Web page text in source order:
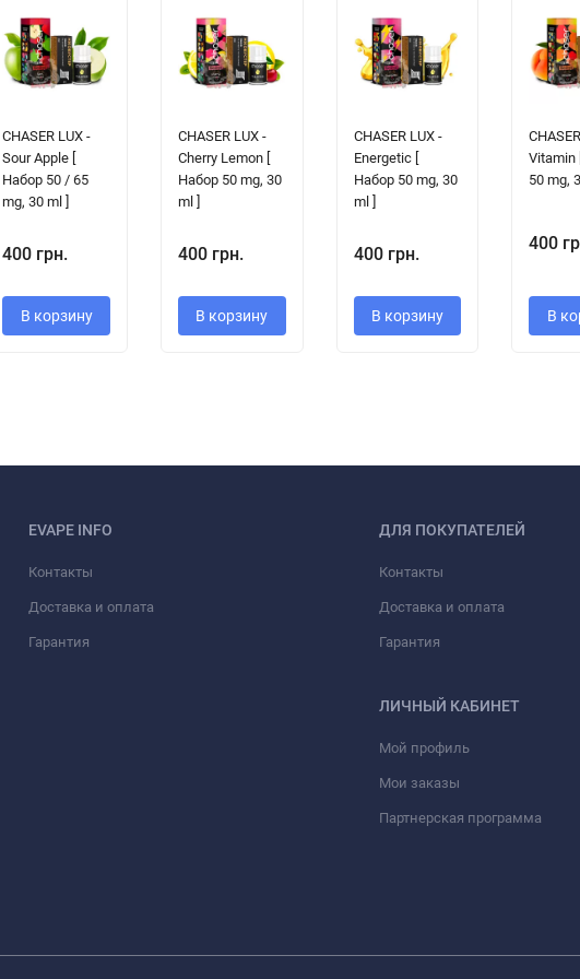
CHASER LUX -
Sour Apple [
Набор 50 / 65
mg, 30 ml ]
400 грн.
В корзину
CHASER LUX -
Cherry Lemon [
Набор 50 mg, 30
ml ]
400 грн.
В корзину
CHASER LUX -
Energetic [
Набор 50 mg, 30
ml ]
400 грн.
В корзину
Vitamin
50 mg,
400
В
EVAPE INFO
Контакты
Доставка и оплата
Гарантия
ДЛЯ ПОКУПАТЕЛЕЙ
Контакты
Доставка и оплата
Гарантия
ЛИЧНЫЙ КАБИНЕТ
Мой профиль
Мои заказы
Партнерская программа